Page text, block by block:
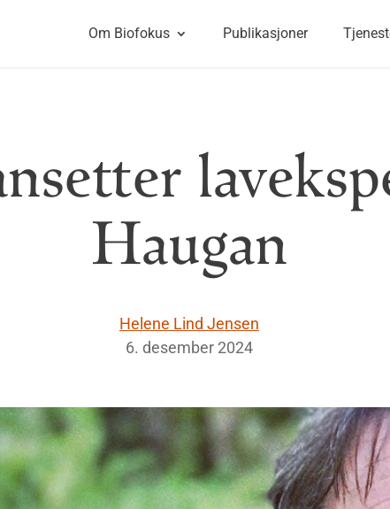
Om Biofokus Publikasjoner
Haugan
Helene Lind Jensen
6. desember 2024